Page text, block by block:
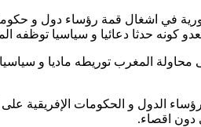
كونه حدثا دعائيا و سياسيا
محاولة المغرب توريطه ماديا و
الدول و الحكومات الإفريقية على
دون اقصاء.